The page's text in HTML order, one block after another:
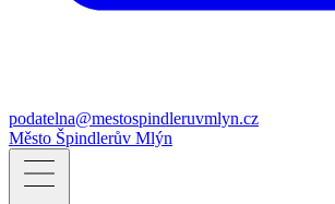
podatelna@mestospindleruvmlyn.cz
Město Špindlerův Mlýn